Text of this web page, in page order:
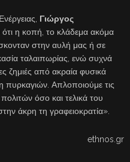
Γιώργος
η κοπή, το κλάδεμα ακόμα
στην αυλή μας ή σε
ταλαιπωρίας, ενώ συχνά
ζημιές από ακραία φυσικά
πυρκαγιών. Απλοποιούμε τις
όσο και τελικά του
άκρη τη γραφειοκρατία».
ethnos.gr